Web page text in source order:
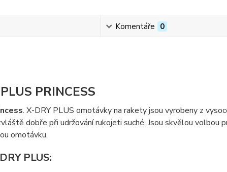
Komentáře 0
PRINCESS
. X-DRY PLUS omotávky na rakety jsou vyrobeny z
dobře při udržování rukojeti suché. Jsou skvělou volbou
omotávku.
PLUS: